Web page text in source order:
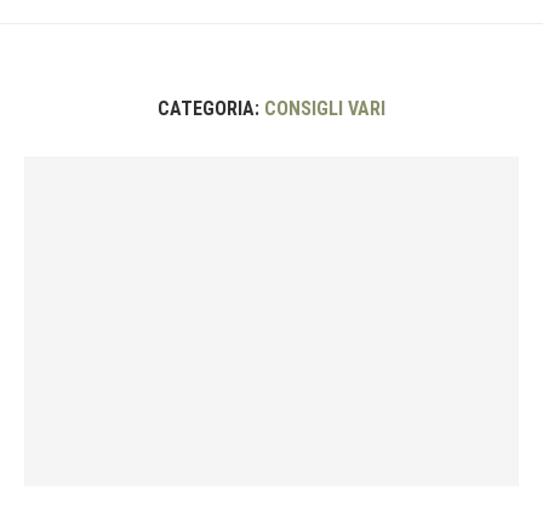
CATEGORIA: CONSIGLI VARI